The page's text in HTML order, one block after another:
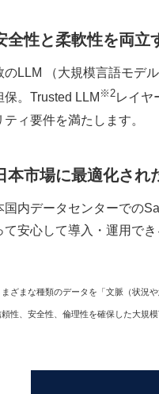
全性と柔軟性を両立
のLLM （大規模言語モデ
保。Trusted LLM ※2 レイヤ
ティ要件を満たします。
本市場に最適化され
国内データセンターでの
て安心して導入・運用でき
ざまな種類のデータを「文脈（状況
性、安全性、倫理性を確保した大規模